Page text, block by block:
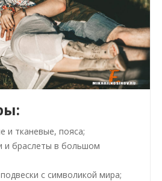
и тканевые, пояса;
и браслеты в большом
с символикой мира;